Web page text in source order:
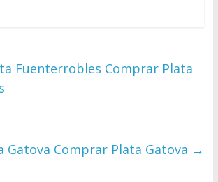
Fuenterrobles Comprar Plata
Gatova Comprar Plata Gatova →